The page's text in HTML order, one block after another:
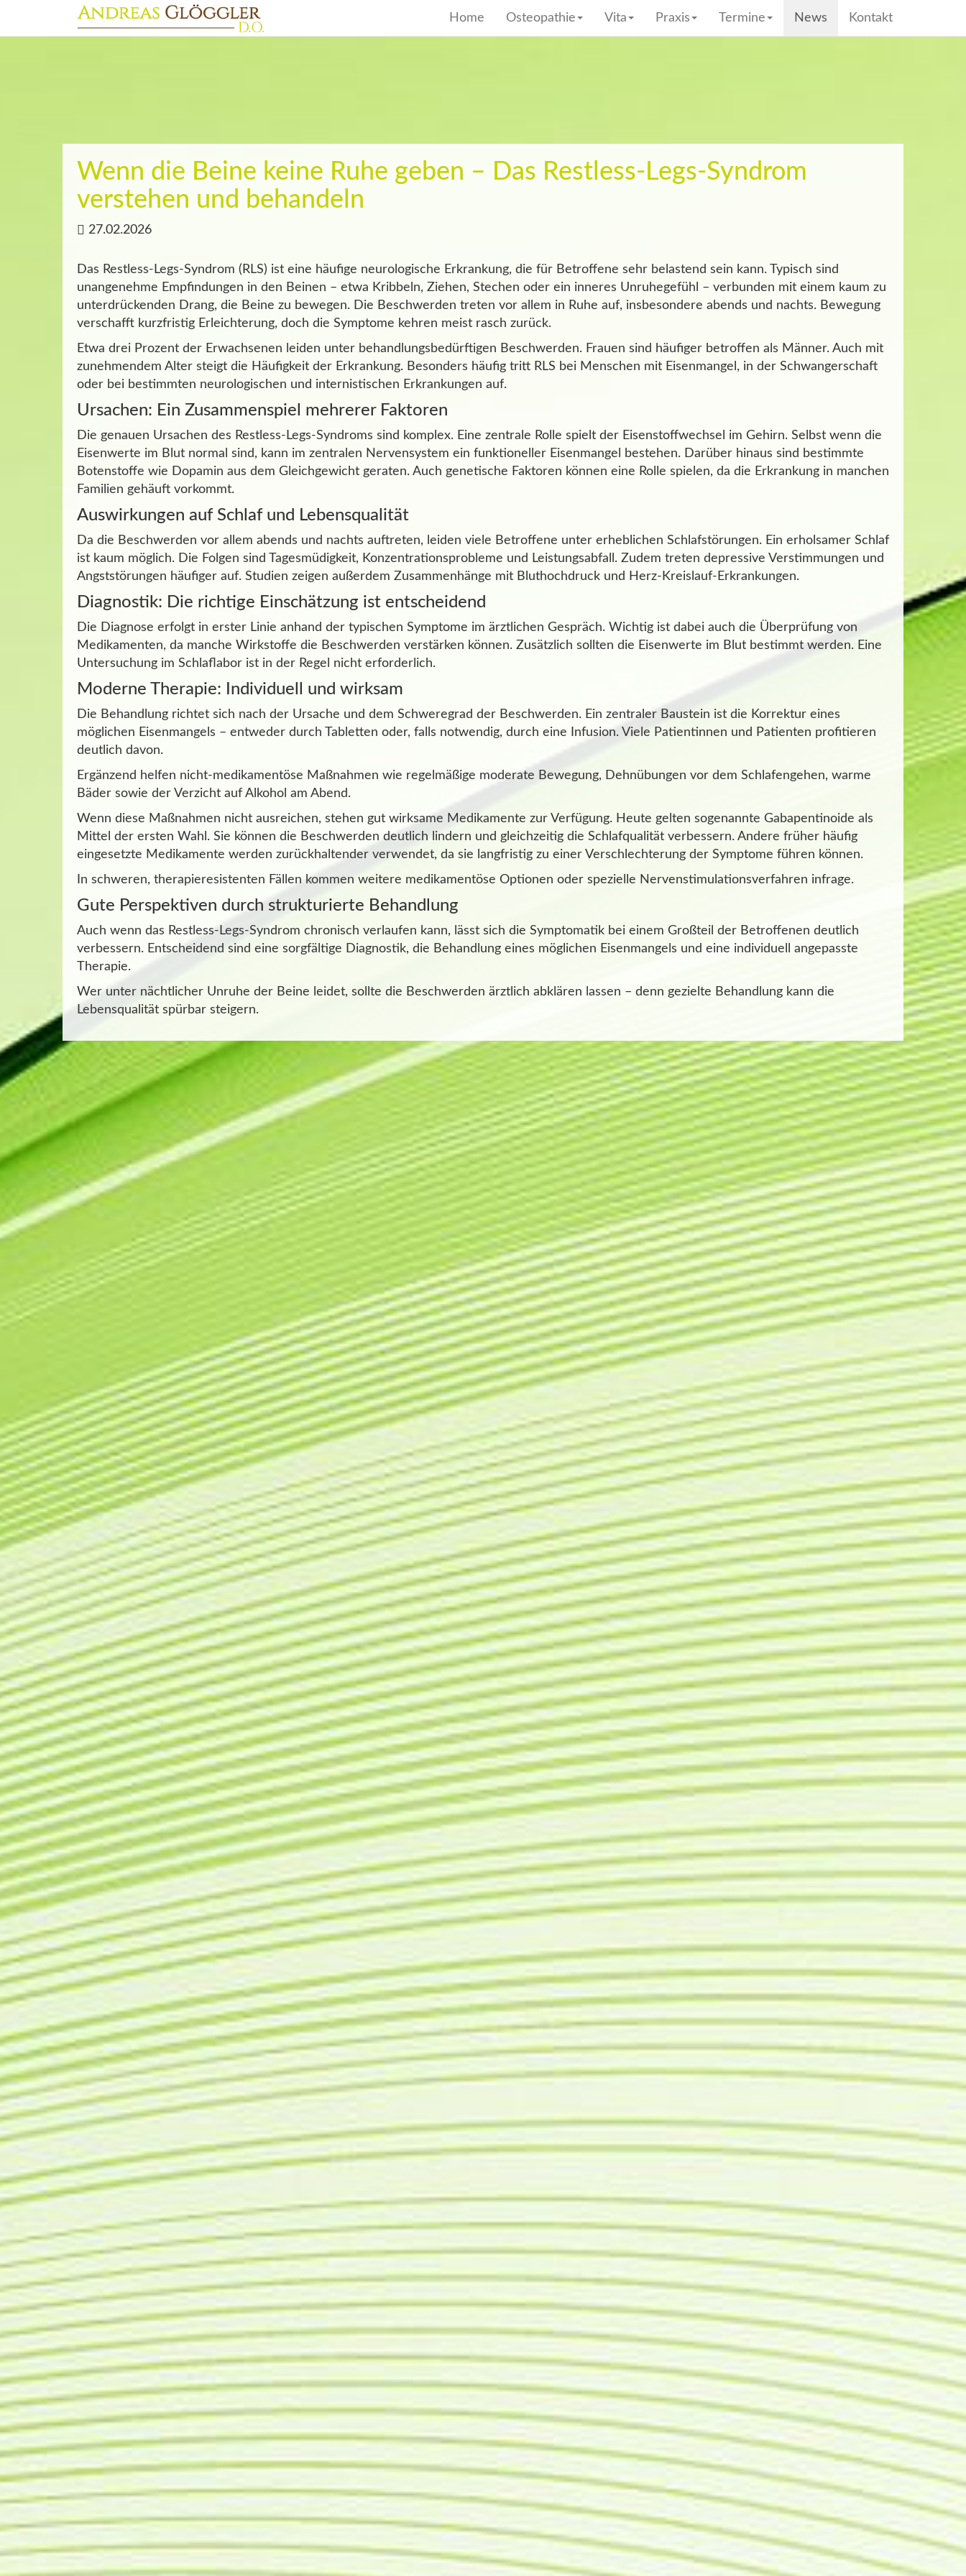
Home Osteopathie Vita Praxis Termine News Kontakt
Wenn die Beine keine Ruhe geben – Das Restless-Legs-Syndrom
verstehen und behandeln
27.02.2026
Das Restless-Legs-Syndrom (RLS) ist eine häufige neurologische Erkrankung, die für Betroffene sehr belastend sein kann. Typisch sind
unangenehme Empfindungen in den Beinen – etwa Kribbeln, Ziehen, Stechen oder ein inneres Unruhegefühl – verbunden mit einem kaum zu
unterdrückenden Drang, die Beine zu bewegen. Die Beschwerden treten vor allem in Ruhe auf, insbesondere abends und nachts. Bewegung
verschafft kurzfristig Erleichterung, doch die Symptome kehren meist rasch zurück.
Etwa drei Prozent der Erwachsenen leiden unter behandlungsbedürftigen Beschwerden. Frauen sind häufiger betroffen als Männer. Auch mit
zunehmendem Alter steigt die Häufigkeit der Erkrankung. Besonders häufig tritt RLS bei Menschen mit Eisenmangel, in der Schwangerschaft
oder bei bestimmten neurologischen und internistischen Erkrankungen auf.
Ursachen: Ein Zusammenspiel mehrerer Faktoren
Die genauen Ursachen des Restless-Legs-Syndroms sind komplex. Eine zentrale Rolle spielt der Eisenstoffwechsel im Gehirn. Selbst wenn die
Eisenwerte im Blut normal sind, kann im zentralen Nervensystem ein funktioneller Eisenmangel bestehen. Darüber hinaus sind bestimmte
Botenstoffe wie Dopamin aus dem Gleichgewicht geraten. Auch genetische Faktoren können eine Rolle spielen, da die Erkrankung in manchen
Familien gehäuft vorkommt.
Auswirkungen auf Schlaf und Lebensqualität
Da die Beschwerden vor allem abends und nachts auftreten, leiden viele Betroffene unter erheblichen Schlafstörungen. Ein erholsamer Schlaf
ist kaum möglich. Die Folgen sind Tagesmüdigkeit, Konzentrationsprobleme und Leistungsabfall. Zudem treten depressive Verstimmungen und
Angststörungen häufiger auf. Studien zeigen außerdem Zusammenhänge mit Bluthochdruck und Herz-Kreislauf-Erkrankungen.
Diagnostik: Die richtige Einschätzung ist entscheidend
Die Diagnose erfolgt in erster Linie anhand der typischen Symptome im ärztlichen Gespräch. Wichtig ist dabei auch die Überprüfung von
Medikamenten, da manche Wirkstoffe die Beschwerden verstärken können. Zusätzlich sollten die Eisenwerte im Blut bestimmt werden. Eine
Untersuchung im Schlaflabor ist in der Regel nicht erforderlich.
Moderne Therapie: Individuell und wirksam
Die Behandlung richtet sich nach der Ursache und dem Schweregrad der Beschwerden. Ein zentraler Baustein ist die Korrektur eines
möglichen Eisenmangels – entweder durch Tabletten oder, falls notwendig, durch eine Infusion. Viele Patientinnen und Patienten profitieren
deutlich davon.
Ergänzend helfen nicht-medikamentöse Maßnahmen wie regelmäßige moderate Bewegung, Dehnübungen vor dem Schlafengehen, warme
Bäder sowie der Verzicht auf Alkohol am Abend.
Wenn diese Maßnahmen nicht ausreichen, stehen gut wirksame Medikamente zur Verfügung. Heute gelten sogenannte Gabapentinoide als
Mittel der ersten Wahl. Sie können die Beschwerden deutlich lindern und gleichzeitig die Schlafqualität verbessern. Andere früher häufig
eingesetzte Medikamente werden zurückhaltender verwendet, da sie langfristig zu einer Verschlechterung der Symptome führen können.
In schweren, therapieresistenten Fällen kommen weitere medikamentöse Optionen oder spezielle Nervenstimulationsverfahren infrage.
Gute Perspektiven durch strukturierte Behandlung
Auch wenn das Restless-Legs-Syndrom chronisch verlaufen kann, lässt sich die Symptomatik bei einem Großteil der Betroffenen deutlich
verbessern. Entscheidend sind eine sorgfältige Diagnostik, die Behandlung eines möglichen Eisenmangels und eine individuell angepasste
Therapie.
Wer unter nächtlicher Unruhe der Beine leidet, sollte die Beschwerden ärztlich abklären lassen – denn gezielte Behandlung kann die
Lebensqualität spürbar steigern.